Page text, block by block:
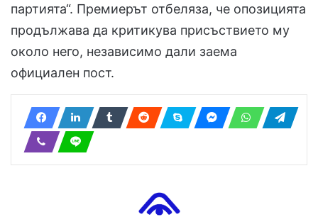
партията“. Премиерът отбеляза, че опозицията
продължава да критикува присъствието му
около него, независимо дали заема
официален пост.